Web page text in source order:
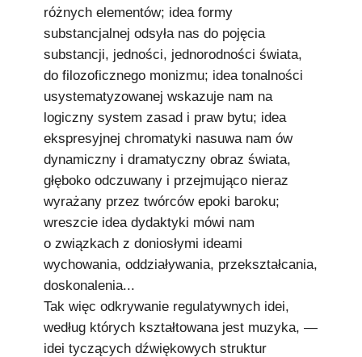
różnych elementów; idea formy
substancjalnej odsyła nas do pojęcia
substancji, jedności, jednorodności świata,
do filozoficznego monizmu; idea tonalności
usystematyzowanej wskazuje nam na
logiczny system zasad i praw bytu; idea
ekspresyjnej chromatyki nasuwa nam ów
dynamiczny i dramatyczny obraz świata,
głęboko odczuwany i przejmująco nieraz
wyrażany przez twórców epoki baroku;
wreszcie idea dydaktyki mówi nam
o związkach z doniosłymi ideami
wychowania, oddziaływania, przekształcania,
doskonalenia...
Tak więc odkrywanie regulatywnych idei,
według których kształtowana jest muzyka, —
idei tyczących dźwiękowych struktur